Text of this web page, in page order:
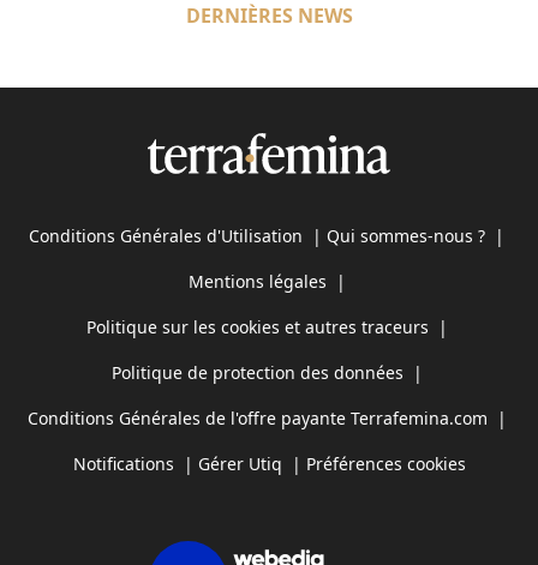
DERNIÈRES NEWS
Conditions Générales d'Utilisation | Qui sommes-nous ? |
Mentions légales |
Politique sur les cookies et autres traceurs |
Politique de protection des données |
Conditions Générales de l'offre payante Terrafemina.com |
Notifications | Gérer Utiq | Préférences cookies